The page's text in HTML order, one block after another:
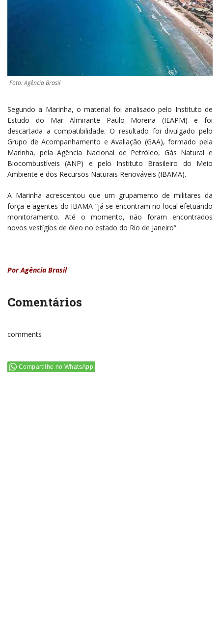
Foto: Agência Brasil
Segundo a Marinha, o material foi analisado pelo Instituto de
Estudo do Mar Almirante Paulo Moreira (IEAPM) e foi
descartada a compatibilidade. O resultado foi divulgado pelo
Grupo de Acompanhamento e Avaliação (GAA), formado pela
Marinha, pela Agência Nacional de Petróleo, Gás Natural e
Biocombustíveis (ANP) e pelo Instituto Brasileiro do Meio
Ambiente e dos Recursos Naturais Renováveis (IBAMA).
A Marinha acrescentou que um grupamento de militares da
força e agentes do IBAMA “já se encontram no local efetuando
monitoramento. Até o momento, não foram encontrados
novos vestígios de óleo no estado do Rio de Janeiro”.
Por Agência Brasil
Comentários
comments
Compartilhe no WhatsApp